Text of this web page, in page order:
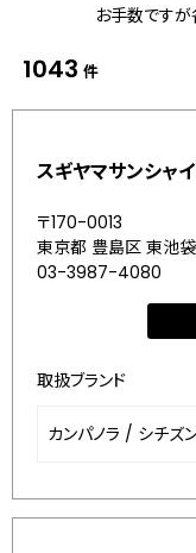
お手数ですが
1043 件
スギヤマサンシャ
〒170-0013
東京都 豊島区 東池
03-3987-4080
取扱ブランド
カンパノラ / シチズ